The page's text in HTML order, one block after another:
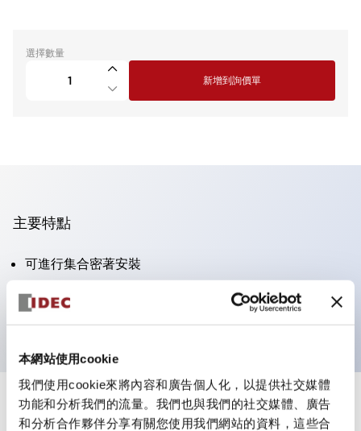
本網站使用cookie
我們使用cookie來將內容和廣告個人化，以提供社交媒體
功能和分析我們的流量。我們也與我們的社交媒體、廣告
和分析合作夥伴分享有關您使用我們網站的資料，這些合
選擇數量
新增到詢價單
主要特點
可進行集合密著安裝
附鎖選擇開關採用高安全性的彈子鎖結構
防護結構為IP65（IEC60529）
規格 顯示全部